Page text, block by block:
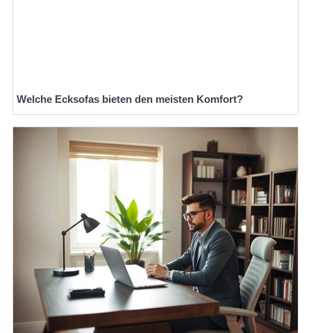
Welche Ecksofas bieten den meisten Komfort?